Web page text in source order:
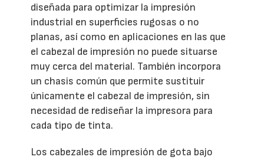
diseñada para optimizar la impresión
industrial en superficies rugosas o no
planas, así como en aplicaciones en las que
el cabezal de impresión no puede situarse
muy cerca del material. También incorpora
un chasis común que permite sustituir
únicamente el cabezal de impresión, sin
necesidad de rediseñar la impresora para
cada tipo de tinta.
Los cabezales de impresión de gota bajo